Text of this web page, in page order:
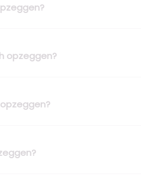
opzeggen?